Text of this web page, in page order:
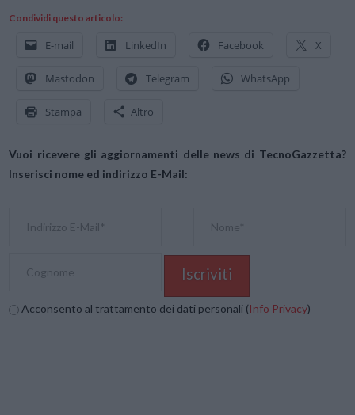
Condividi questo articolo:
E-mail LinkedIn Facebook X
Mastodon Telegram WhatsApp
Stampa Altro
Vuoi ricevere gli aggiornamenti delle news di TecnoGazzetta?
Inserisci nome ed indirizzo E-Mail:
Acconsento al trattamento dei dati personali (Info Privacy)